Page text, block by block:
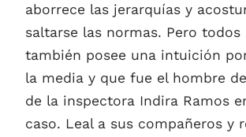
aborrece las jerarquías y
saltarse las normas. Pero todos
también posee una intuición
la media y que fue el hombre
de la inspectora Indira Ramos
caso. Leal a sus compañeros y